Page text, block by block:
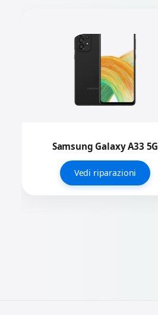
Samsung Galaxy A33 5G
Vedi riparazioni